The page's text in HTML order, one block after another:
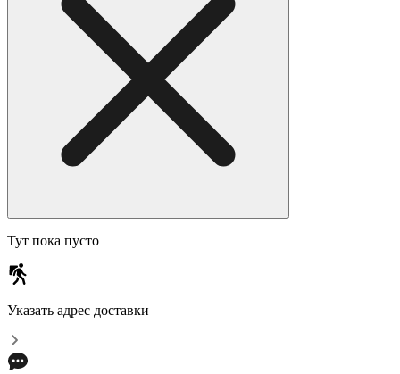
Тут пока пусто
Указать адрес доставки